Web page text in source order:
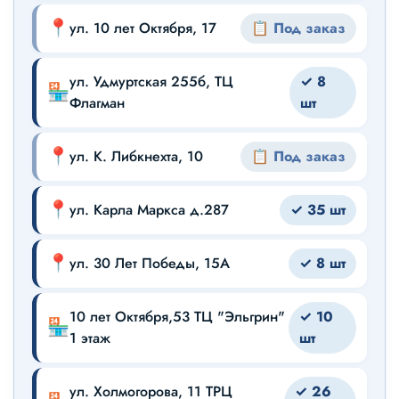
📍 ул. 10 лет Октября, 17 📋 Под заказ
🏪ул. Удмуртская 255б, ТЦ
Флагман
✓ 8
шт
📍 ул. К. Либкнехта, 10 📋 Под заказ
📍 ул. Карла Маркса д.287 ✓ 35 шт
📍 ул. 30 Лет Победы, 15А ✓ 8 шт
🏪10 лет Октября,53 ТЦ "Эльгрин"
1 этаж
✓ 10
шт
ул. Холмогорова, 11 ТРЦ ✓ 26